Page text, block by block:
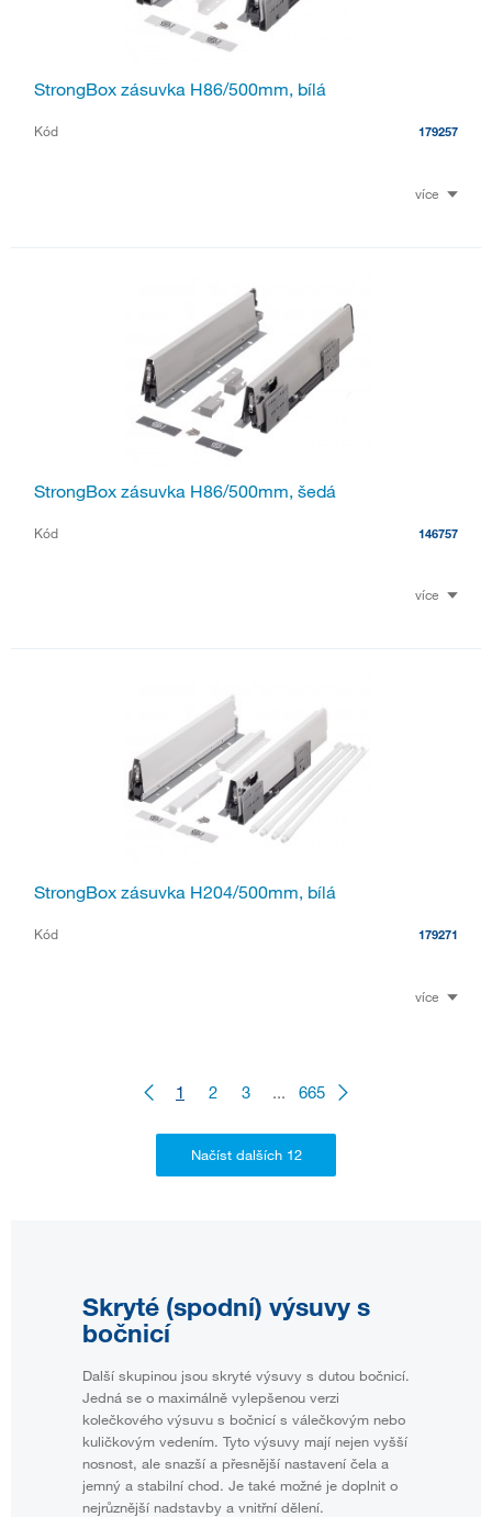
StrongBox zásuvka H86/500mm, bílá
Kód 179257
více
StrongBox zásuvka H86/500mm, šedá
Kód 146757
více
StrongBox zásuvka H204/500mm, bílá
Kód 179271
více
1 2 3 ... 665
Skryté (spodní) výsuvy s
bočnicí
Další skupinou jsou skryté výsuvy s dutou bočnicí.
Jedná se o maximálně vylepšenou verzi
kolečkového výsuvu s bočnicí s válečkovým nebo
kuličkovým vedením. Tyto výsuvy mají nejen vyšší
nosnost, ale snazší a přesnější nastavení čela a
jemný a stabilní chod. Je také možné je doplnit o
nejrůznější nadstavby a vnitřní dělení.